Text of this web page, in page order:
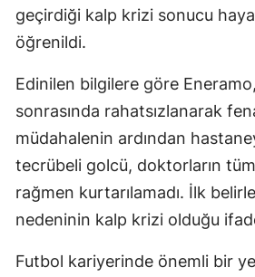
geçirdiği kalp krizi sonucu
öğrenildi.
Edinilen bilgilere göre
sonrasında rahatsızlanarak
müdahalenin ardından
tecrübeli golcü, doktorların tüm
rağmen kurtarılamadı. İlk
nedeninin kalp krizi olduğu
Futbol kariyerinde önemli bir